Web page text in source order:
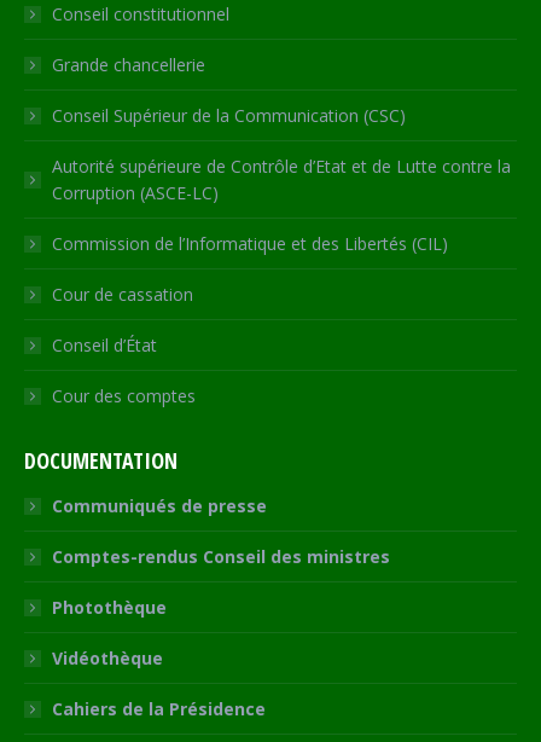
windowwindowwindowwindow
new
Conseil constitutionnel
Grande chancellerie
Conseil Supérieur de la Communication (CSC)
Autorité supérieure de Contrôle d’Etat et de Lutte contre la
Corruption (ASCE-LC)
Commission de l’Informatique et des Libertés (CIL)
Cour de cassation
Conseil d’État
Cour des comptes
DOCUMENTATION
Communiqués de presse
Comptes-rendus Conseil des ministres
Photothèque
Vidéothèque
Cahiers de la Présidence